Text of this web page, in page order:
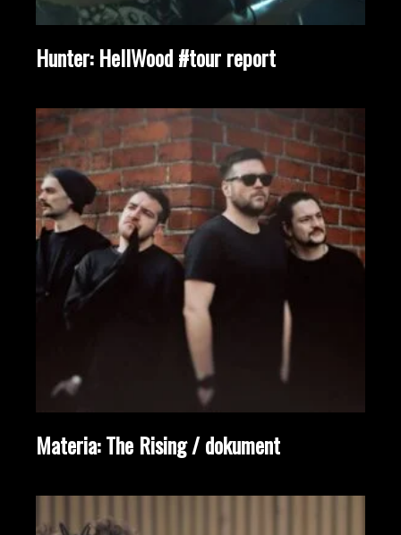
Hunter: HellWood #tour report
Materia: The Rising / dokument